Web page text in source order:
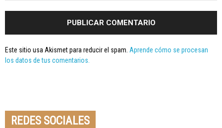
Este sitio usa Akismet para reducir el spam. Aprende cómo se procesan
los datos de tus comentarios.
REDES SOCIALES